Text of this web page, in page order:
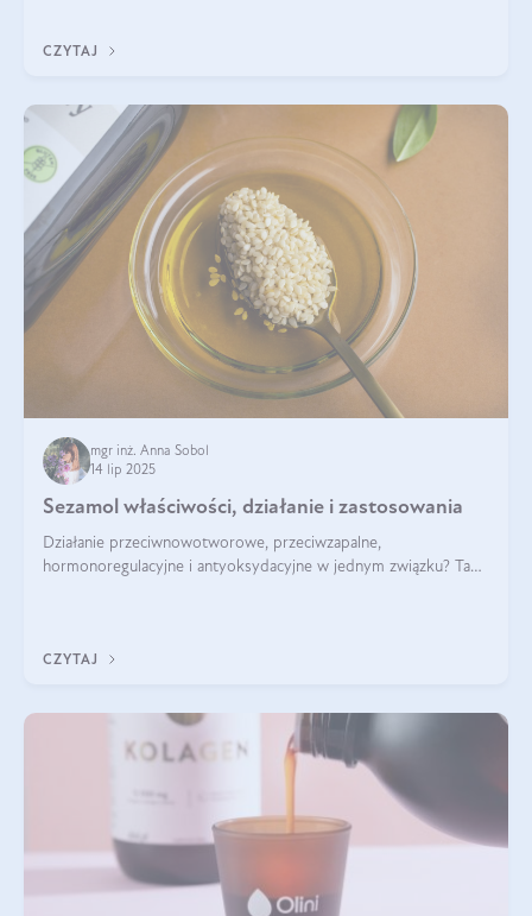
CZYTAJ
mgr inż. Anna Sobol
14 lip 2025
Sezamol właściwości, działanie i zastosowania
Działanie przeciwnowotworowe, przeciwzapalne,
hormonoregulacyjne i antyoksydacyjne w jednym związku? Tak
CZYTAJ